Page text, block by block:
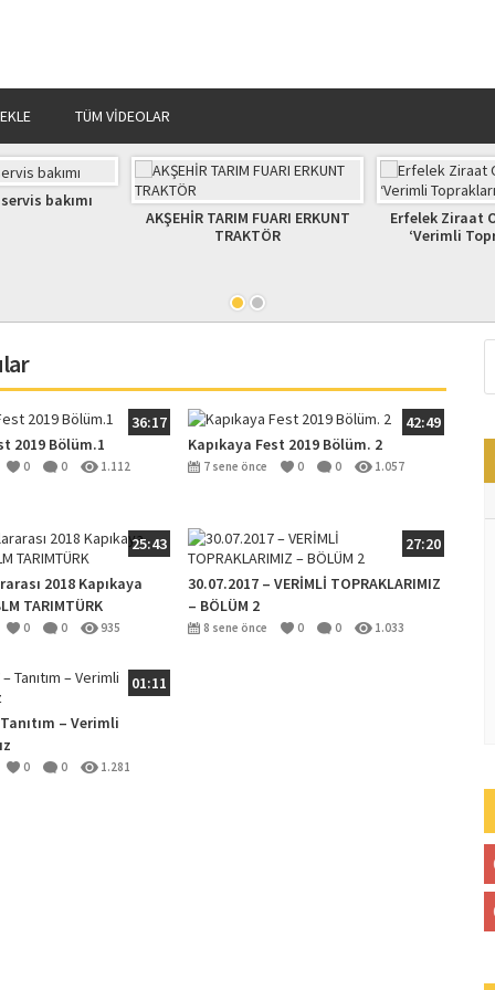
TÜM VIDEOLAR
TARIM FUARI ERKUNT
Erfelek Ziraat Odası ve Köy Tv
‘Verimli Topraklarımız’ 1
36:17
2019 Bölüm.1
0 0 1.112
42:49
Kapıkaya Fest 2019 Bölüm. 2
7 sene önce 0 0 1.057
25:43
2018 Kapıkaya
TARIMTÜRK
0 0 935
27:20
30.07.2017 – VERİMLİ TOPRAKLARIMIZ
– BÖLÜM 2
8 sene önce 0 0 1.033
01:11
– Verimli
0 0 1.281